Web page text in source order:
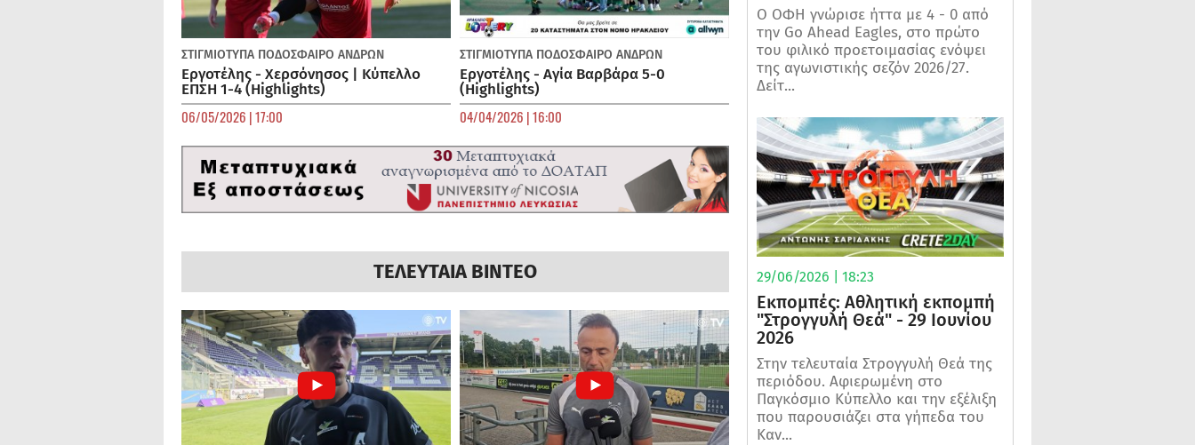
ΣΤΙΓΜΙΟΤΥΠΑ ΠΟΔΌΣΦΑΙΡΟ ΑΝΔΡΏΝ
Εργοτέλης - Χερσόνησος | Κύπελλο
ΕΠΣΗ 1-4 (Highlights)
06/05/2026 | 17:00
ΣΤΙΓΜΙΟΤΥΠΑ ΠΟΔΌΣΦΑΙΡΟ ΑΝΔΡΏΝ
Εργοτέλης - Αγία Βαρβάρα 5-0
(Highlights)
04/04/2026 | 16:00
ΤΕΛΕΥΤΑΙΑ ΒΙΝΤΕΟ
Ο ΟΦΗ γνώρισε ήττα με 4 - 0 από
την Go Ahead Eagles, στο πρώτο
του φιλικό προετοιμασίας ενόψει
της αγωνιστικής σεζόν 2026/27.
Δείτ...
29/06/2026 | 18:23
Εκπομπές: Αθλητική εκπομπή
"Στρογγυλή Θεά" - 29 Ιουνίου
2026
Στην τελευταία Στρογγυλή Θεά της
περιόδου. Αφιερωμένη στο
Παγκόσμιο Κύπελλο και την εξέλιξη
που παρουσιάζει στα γήπεδα του
Καν...